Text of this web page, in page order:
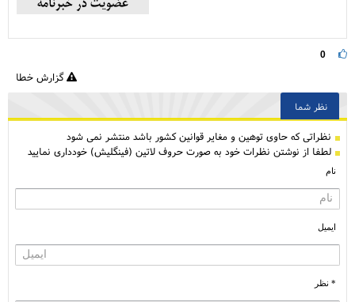
0
گزارش خطا
نظر شما
نظراتی كه حاوی توهین و مغایر قوانین کشور باشد منتشر نمی شود
لطفا از نوشتن نظرات خود به صورت حروف لاتین (فینگلیش) خودداری نمایید
نام
ایمیل
* نظر